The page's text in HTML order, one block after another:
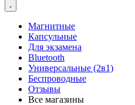
Магнитные
Капсульные
Для экзамена
Bluetooth
Универсальные (2в1)
Беспроводные
Отзывы
Все магазины